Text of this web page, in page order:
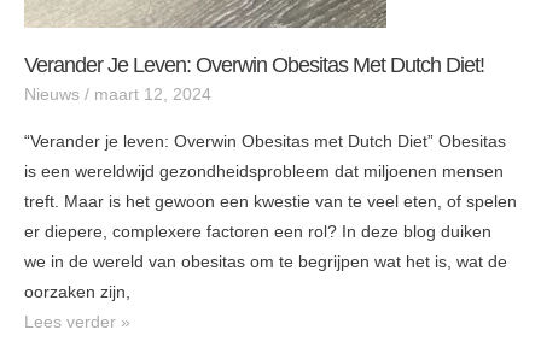
Verander Je Leven: Overwin Obesitas Met Dutch Diet!
Nieuws / maart 12, 2024
“Verander je leven: Overwin Obesitas met Dutch Diet” Obesitas
is een wereldwijd gezondheidsprobleem dat miljoenen mensen
treft. Maar is het gewoon een kwestie van te veel eten, of spelen
er diepere, complexere factoren een rol? In deze blog duiken
we in de wereld van obesitas om te begrijpen wat het is, wat de
oorzaken zijn,
Lees verder »